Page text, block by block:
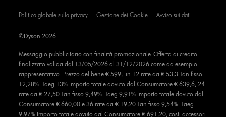
Politica globale sulla privacy Gestione dei Cookie Avviso sui dati
Messaggio pubblicitario con finalità promozionale. Offerta di credito
finalizzato valida dal 13/05/2026 al 31/12/2026 come da esempio
rappresentativo: Prezzo del bene € 599, in 12 rate da € 53,3 Tan fisso
12,28% Taeg 13% Importo totale dovuto dal Consumatore € 639,6, 24
rate da € 27,50 Tan fisso 9,49% Taeg 9,91% Importo totale dovuto dal
Consumatore € 660,00 e 36 rate da € 19,20 Tan fisso 9,54% Taeg
9,97% Importo totale dovuto dal Consumatore € 691,20, costi accessori
©Dyson 2026